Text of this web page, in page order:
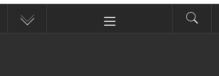
principal